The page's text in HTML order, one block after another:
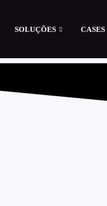
SOLUÇÕES CASES